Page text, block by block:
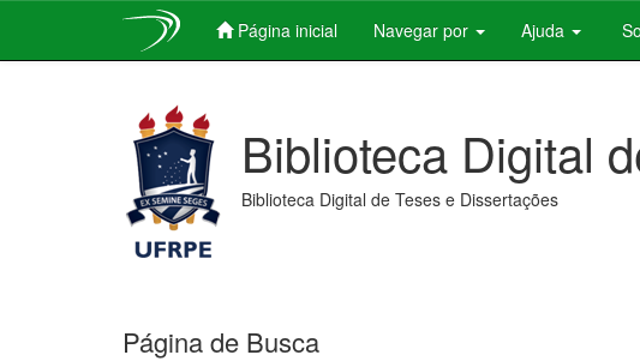
Página inicial Navegar por Ajuda
Biblioteca Digital
Biblioteca Digital de Teses e Dissertações
Página de Busca